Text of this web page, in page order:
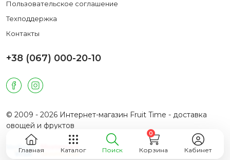
Пользовательское соглашение
Техподдержка
Контакты
+38 (067) 000-20-10
© 2009 - 2026 Интернет-магазин Fruit Time - доставка
овощей и фруктов
Главная Каталог Поиск Корзина
0
Кабинет